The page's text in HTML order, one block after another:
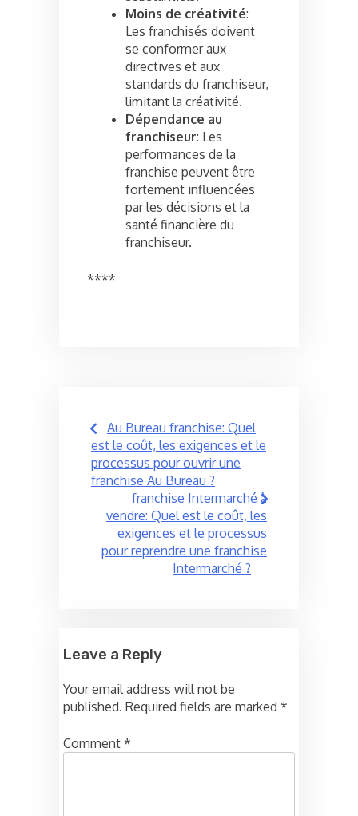
Moins de créativité:
Les franchisés doivent
se conformer aux
directives et aux
standards du franchiseur,
limitant la créativité.
Dépendance au
franchiseur: Les
performances de la
franchise peuvent être
fortement influencées
par les décisions et la
santé financière du
franchiseur.
****
Post
navigation
Au Bureau franchise: Quel
est le coût, les exigences et le
processus pour ouvrir une
franchise Au Bureau ?
franchise Intermarché à
vendre: Quel est le coût, les
exigences et le processus
pour reprendre une franchise
Intermarché ?
Leave a Reply
Your email address will not be
published. Required fields are marked *
Comment *